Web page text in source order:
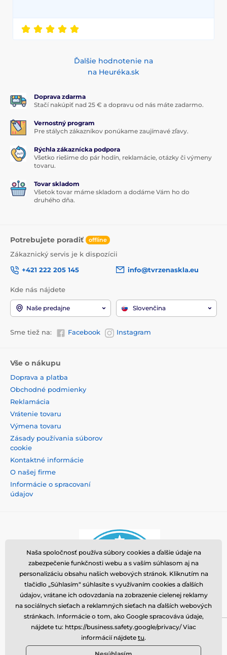
Ďalšie hodnotenie na
na Heuréka.sk
Doprava zdarma
Stačí nakúpiť nad 25 € a dopravu od nás máte zadarmo.
Vernostný program
Pre stálych zákazníkov ponúkame zaujímavé zľavy.
Rýchla zákaznícka podpora
Všetko riešime do pár hodín, reklamácie, otázky či výmeny
tovaru.
Tovar skladom
Všetok tovar máme skladom a dodáme Vám ho do
druhého dňa.
Potrebujete poradiť offline
Zákaznický servis je k dispozícii
+421 222 205 145
info@tvrzenaskla.eu
Kde nás nájdete
Naše predajne Slovenčina
Sme tiež na: Facebook Instagram
Vše o nákupu
Doprava a platba
Obchodné podmienky
Reklamácia
Vrátenie tovaru
Výmena tovaru
Zásady používania súborov
cookie
Kontaktné informácie
O našej firme
Informácie o spracovaní
údajov
Momanio s.r.o., Okružní 361/14, 74718, Píšť, Česká
republika, VAT: CZ09604707, info@tvrzenaskla.eu,
Naša spoločnosť používa súbory cookies a ďalšie údaje na
zabezpečenie funkčnosti webu a s vaším súhlasom aj na
personalizáciu obsahu našich webových stránok. Kliknutím na
tlačidlo „Súhlasím“ súhlasíte s využívaním cookies a ďalších
údajov, vrátane ich odovzdania na zobrazenie cielenej reklamy
na sociálnych sieťach a reklamných sieťach na ďalších webových
stránkach. Informácie o tom, ako Google spracováva údaje,
nájdete tu: https://business.safety.google/privacy/ Viac
informácií nájdete tu.